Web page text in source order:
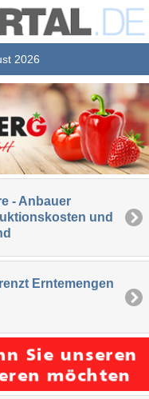
2026
- Anbauer
und
Erntemengen